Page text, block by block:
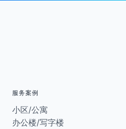
服务案例
小区/公寓
办公楼/写字楼